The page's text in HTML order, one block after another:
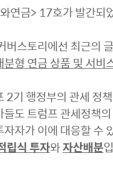
연금> 17호가 발간되
버스토리에선 최근의
분형 연금 상품 및 서비
2기 행정부의 관세 정
들도 트럼프 관세정책
자자가 이에 대응할 수
립식 투자와자산배분